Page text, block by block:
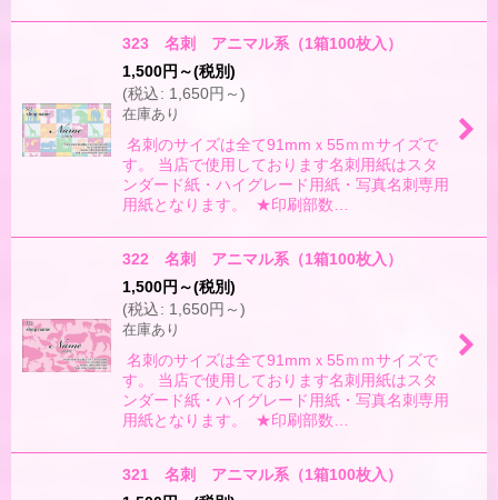
323 名刺 アニマル系（1箱100枚入）
1,500円 ～(税別)
(税込: 1,650円 ～)
在庫あり
名刺のサイズは全て91mmｘ55ｍｍサイズで
す。 当店で使用しております名刺用紙はスタ
ンダード紙・ハイグレード用紙・写真名刺専用
用紙となります。 ★印刷部数…
322 名刺 アニマル系（1箱100枚入）
1,500円 ～(税別)
(税込: 1,650円 ～)
在庫あり
名刺のサイズは全て91mmｘ55ｍｍサイズで
す。 当店で使用しております名刺用紙はスタ
ンダード紙・ハイグレード用紙・写真名刺専用
用紙となります。 ★印刷部数…
321 名刺 アニマル系（1箱100枚入）